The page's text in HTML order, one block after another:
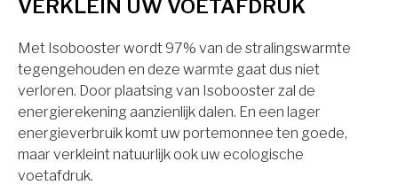
VERKLEIN UW VOETAFDRUK
Met Isobooster wordt 97% van de stralingswarmte
tegengehouden en deze warmte gaat dus niet
verloren. Door plaatsing van Isobooster zal de
energierekening aanzienlijk dalen. En een lager
energieverbruik komt uw portemonnee ten goede,
maar verkleint natuurlijk ook uw ecologische
voetafdruk.